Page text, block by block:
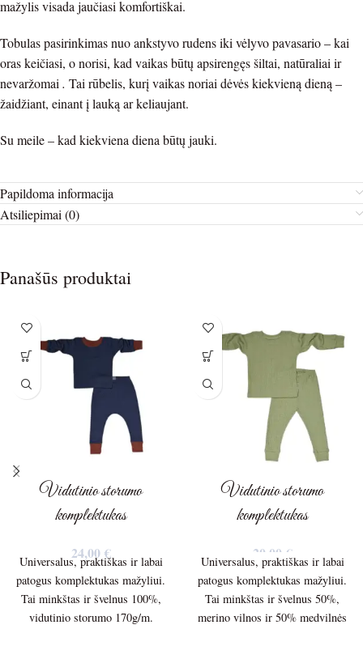
mažylis visada jaučiasi komfortiškai.
Tobulas pasirinkimas nuo ankstyvo rudens iki vėlyvo pavasario – kai
oras keičiasi, o norisi, kad vaikas būtų apsirengęs šiltai, natūraliai ir
nevaržomai . Tai rūbelis, kurį vaikas noriai dėvės kiekvieną dieną –
žaidžiant, einant į lauką ar keliaujant.
Su meile – kad kiekviena diena būtų jauki.
Papildoma informacija
Atsiliepimai (0)
Panašūs produktai
Vidutinio storumo
komplektukas
24,00 €
Universalus, praktiškas ir labai
patogus komplektukas mažyliui.
Tai minkštas ir švelnus 100%,
vidutinio storumo 170g/m.
Vidutinio storumo
komplektukas
20,00 €
Universalus, praktiškas ir labai
patogus komplektukas mažyliui.
Tai minkštas ir švelnus 50%,
merino vilnos ir 50% medvilnės